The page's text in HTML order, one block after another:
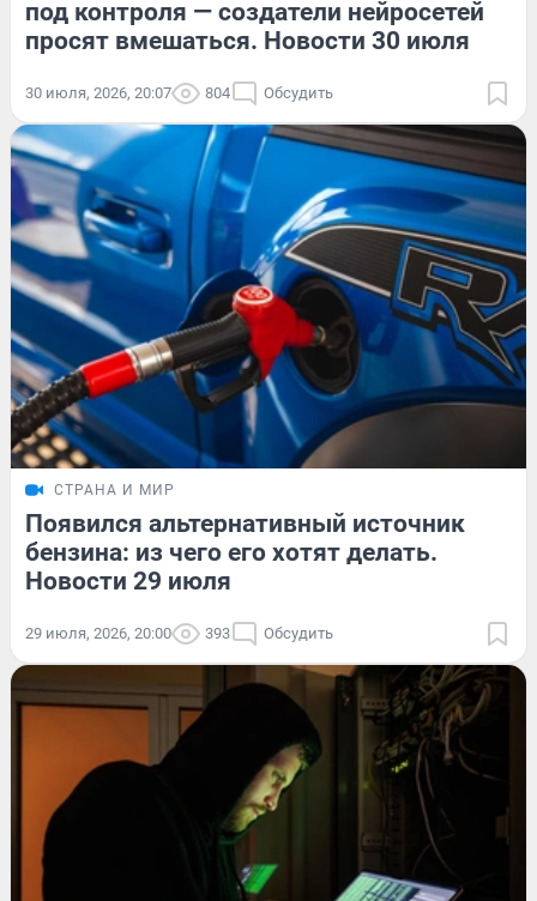
под контроля — создатели нейросетей
просят вмешаться. Новости 30 июля
30 июля, 2026, 20:07 804 Обсудить
СТРАНА И МИР
Появился альтернативный источник
бензина: из чего его хотят делать.
Новости 29 июля
29 июля, 2026, 20:00 393 Обсудить